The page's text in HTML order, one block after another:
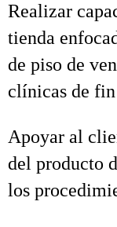
Realizar
tienda
de piso de
clínicas de fin
Apoyar al
del producto
los